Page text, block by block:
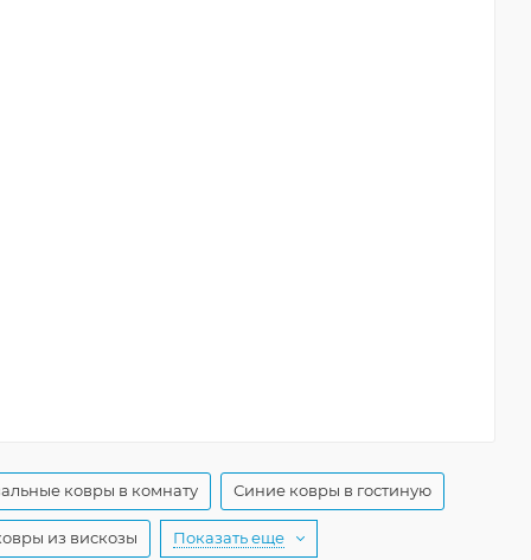
ковры в комнату Синие ковры в гостиную
из вискозы Показать еще